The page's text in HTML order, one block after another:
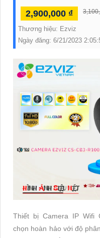
2,900,000 ₫
Thương hiệu: Ezviz
Ngày đăng: 6/21/2023
Thiết bị Camera IP Wifi
chọn hoàn hảo với độ